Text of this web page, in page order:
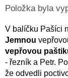
Položka byla
V balíčku Pašíci
Jemnou
vepřovou
- řezník a Petr.
že odvedli